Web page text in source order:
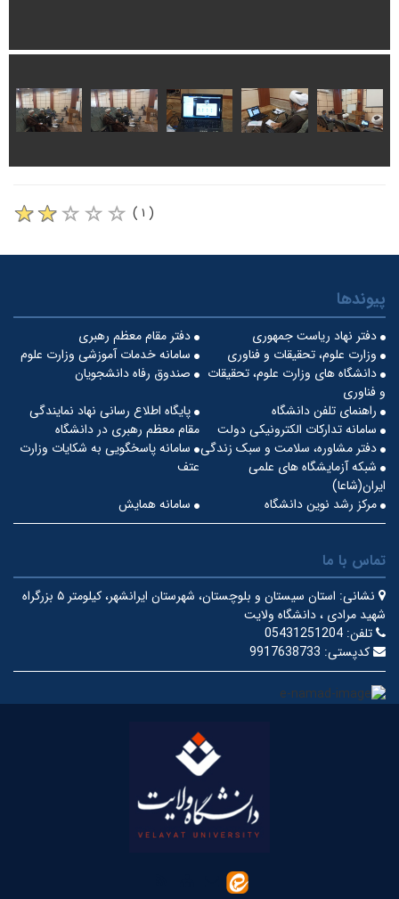
( ۱ )
پیوندها
دفتر مقام معظم رهبری
دفتر نهاد ریاست جمهوری
سامانه خدمات آموزشی وزارت علوم
وزارت علوم، تحقیقات و فناوری
صندوق رفاه دانشجویان
دانشگاه های وزارت علوم، تحقیقات
و فناوری
پایگاه اطلاع رسانی نهاد نمایندگی
مقام معظم رهبری در دانشگاه
راهنمای تلفن دانشگاه
سامانه تدارکات الکترونیکی دولت
سامانه پاسخگویی به شکایات وزارت
عتف
دفتر مشاوره، سلامت و سبک زندگی
شبکه آزمایشگاه های علمی
ایران(شاعا)
سامانه همایش
مرکز رشد نوین دانشگاه
تماس با ما
نشانی:
استان سیستان و بلوچستان، شهرستان ایرانشهر، کیلومتر ۵ بزرگراه
شهید مرادی ، دانشگاه ولایت
تلفن: 05431251204
کدپستی: 9917638733